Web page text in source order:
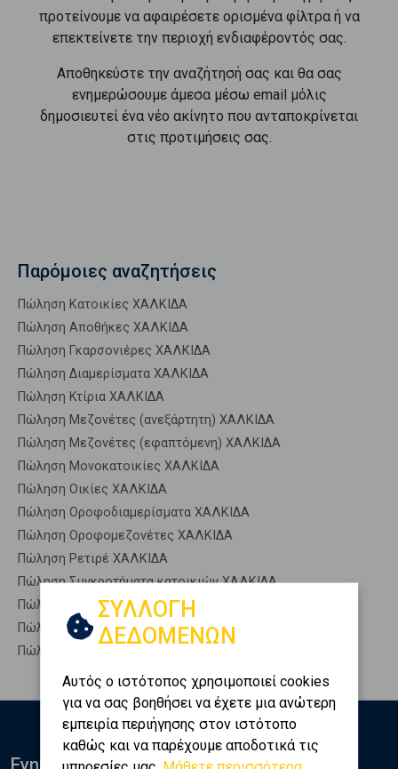
προτείνουμε να αφαιρέσετε ορισμένα φίλτρα ή να
επεκτείνετε την περιοχή ενδιαφέροντός σας.
Αποθηκεύστε την αναζήτησή σας και θα σας
ενημερώσουμε άμεσα μέσω email μόλις
δημοσιευτεί ένα νέο ακίνητο που ανταποκρίνεται
στις προτιμήσεις σας.
Παρόμοιες αναζητήσεις
Πώληση Κατοικίες ΧΑΛΚΙΔΑ
Πώληση Αποθήκες ΧΑΛΚΙΔΑ
Πώληση Γκαρσονιέρες ΧΑΛΚΙΔΑ
Πώληση Διαμερίσματα ΧΑΛΚΙΔΑ
Πώληση Κτίρια ΧΑΛΚΙΔΑ
Πώληση Μεζονέτες (ανεξάρτητη) ΧΑΛΚΙΔΑ
Πώληση Μεζονέτες (εφαπτόμενη) ΧΑΛΚΙΔΑ
Πώληση Μονοκατοικίες ΧΑΛΚΙΔΑ
Πώληση Οικίες ΧΑΛΚΙΔΑ
Πώληση Οροφοδιαμερίσματα ΧΑΛΚΙΔΑ
Πώληση Οροφομεζονέτες ΧΑΛΚΙΔΑ
Πώληση Ρετιρέ ΧΑΛΚΙΔΑ
Πώληση Συγκροτήματα κατοικιών ΧΑΛΚΙΔΑ
Πώληση Υπόγεια ΧΑΛΚΙΔΑ
Πώληση Υπόσκαφα ΧΑΛΚΙΔΑ
Πώληση Υπολ. υψουν ΧΑΛΚΙΔΑ
ΣΥΛΛΟΓΗ
ΔΕΔΟΜΕΝΩΝ
Αυτός ο ιστότοπος χρησιμοποιεί cookies
για να σας βοηθήσει να έχετε μια ανώτερη
εμπειρία περιήγησης στον ιστότοπο
καθώς και να παρέχουμε αποδοτικά τις
Ενημερωθείτε